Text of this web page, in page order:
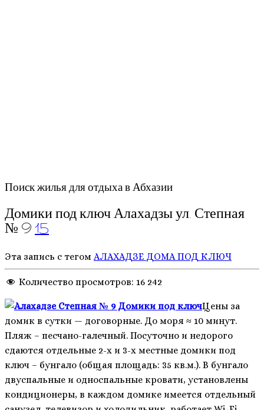
Поиск жилья для отдыха в Абхазии
Домики под ключ Алахадзы ул. Степная
№ 915
Эта запись с тегом АЛАХАДЗЕ ДОМА ПОД КЛЮЧ
Количество просмотров: 16 242
Цены за
домик в сутки — договорные. До моря ≈ 10 минут.
Пляж – песчано-галечный. Посуточно и недорого
сдаются отдельные 2-х и 3-х местные домики под
ключ – бунгало (общая площадь: 35 кв.м.). В бунгало
двуспальные и односпальные кровати, установлены
кондиционеры, в каждом домике имеется отдельный